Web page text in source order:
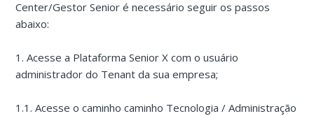
Center/Gestor Senior é necessário seguir os passos
abaixo:
1. Acesse a Plataforma Senior X com o usuário
administrador do Tenant da sua empresa;
1.1. Acesse o caminho caminho Tecnologia / Administração